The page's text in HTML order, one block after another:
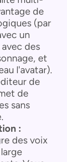
de
(par
un
des
et
l'avatar).
de
de
sans
:
des voix